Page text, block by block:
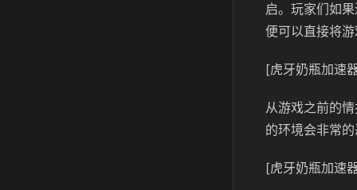
启。玩家们如
便可以直接将
[虎牙奶瓶加速
从游戏之前的
的环境会非常
[虎牙奶瓶加速